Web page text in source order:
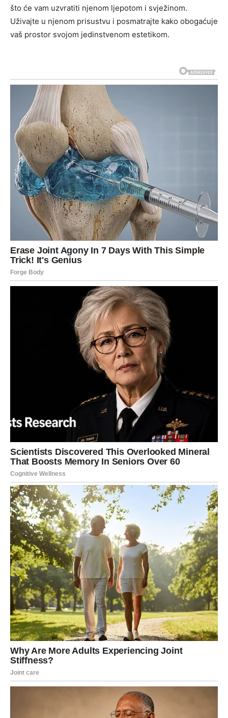
što će vam uzvratiti njenom ljepotom i svježinom.
Uživajte u njenom prisustvu i posmatrajte kako obogaćuje
vaš prostor svojom jedinstvenom estetikom.